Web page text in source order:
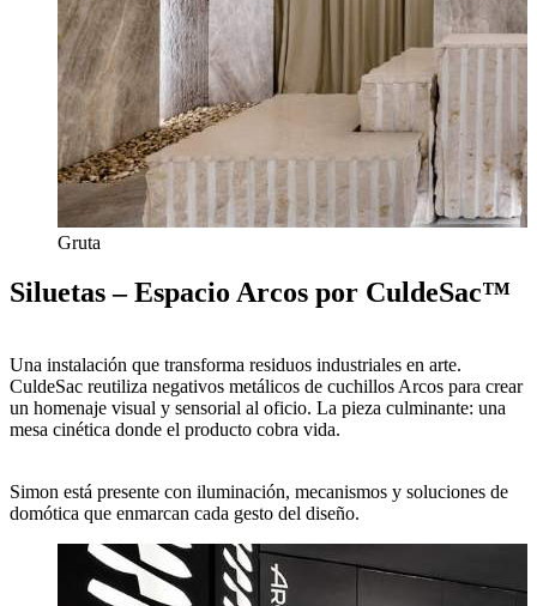
Gruta
Siluetas – Espacio Arcos por CuldeSac™
Una instalación que transforma residuos industriales en arte.
CuldeSac reutiliza negativos metálicos de cuchillos Arcos para crear
un homenaje visual y sensorial al oficio. La pieza culminante: una
mesa cinética donde el producto cobra vida.
Simon está presente con iluminación, mecanismos y soluciones de
domótica que enmarcan cada gesto del diseño.